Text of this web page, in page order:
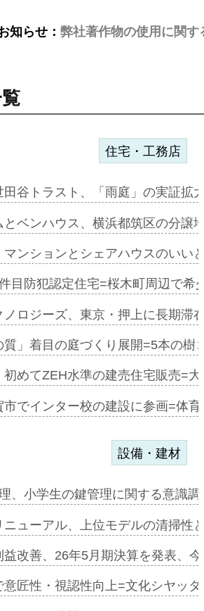
知らせ： 弊社著作物の使用に関す
住宅・工務店
田谷トラスト、「雨庭」の実証拡
とベンハウス、横浜都筑区の分譲
マンションとシェアハウスのいい
目防犯認定住宅=桜木町周辺で
ロジーズ、東京・押上に長期滞
質」着目の庭づくり展開=5本の
初めてZEH水準の建売住宅販売=
市でインター校の建設に参画=体
設備・建材
、小学生の鍵管理に関する意識
ニューアル、上位モデルの清掃
益改善、26年5月期決算を発表、
匠性・視認性向上=文化シヤッタ